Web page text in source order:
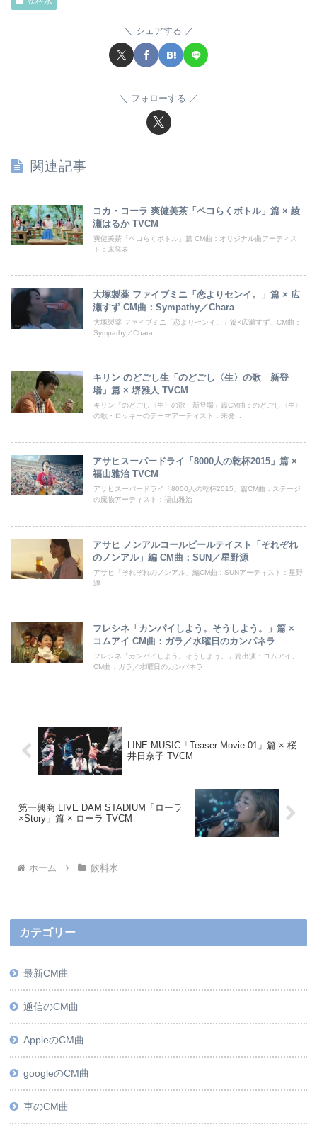
シェアする
フォローする
関連記事
コカ・コーラ 爽健美茶「ペコらくボトル」篇 × 綾
瀬はるか TVCM
爽健美茶「ペコらくボトル」篇 CM曲：オリジナル曲アーティス
ト：未発表
大塚製薬 ファイブミニ「恋よりセンイ。」篇 × 広
瀬すず CM曲：Sympathy／Chara
大塚製薬 ファイブミニ「恋よりセンイ。」篇×広瀬すず、CM曲：
Sympathy／Chara
キリン のどごし生「のどごし〈生〉の歌 新登
場」篇 × 堺雅人 TVCM
キリン「のどごし〈生〉の歌 新登場」篇CM曲：のどごし〈生〉
の歌・ロッキーのテーマアーティスト：未発...
アサヒスーパードライ「8000人の乾杯2015」篇 ×
福山雅治 TVCM
アサヒスーパードライ「8000人の乾杯2015」篇CM曲：ステージ
の魔物アーティスト：福山雅治
アサヒ ノンアルコールビールテイスト「それぞれ
のノンアル」編 CM曲：SUN／星野源
アサヒ「それぞれのノンアル」編CM曲：SUNアーティスト：星野
源
フレシネ「カンパイしよう。そうしよう。」篇 ×
コムアイ CM曲：ガラ／水曜日のカンパネラ
フレシネ「カンパイしよう。そうしよう。」篇出演：コムアイ、
CM曲：ガラ／水曜日のカンパネラ
LINE MUSIC「Teaser Movie 01」篇 × 桜
井日奈子 TVCM
第一興商 LIVE DAM STADIUM「ローラ
×Story」篇 × ローラ TVCM
ホーム 飲料水
カテゴリー
最新CM曲
通信のCM曲
AppleのCM曲
googleのCM曲
車のCM曲